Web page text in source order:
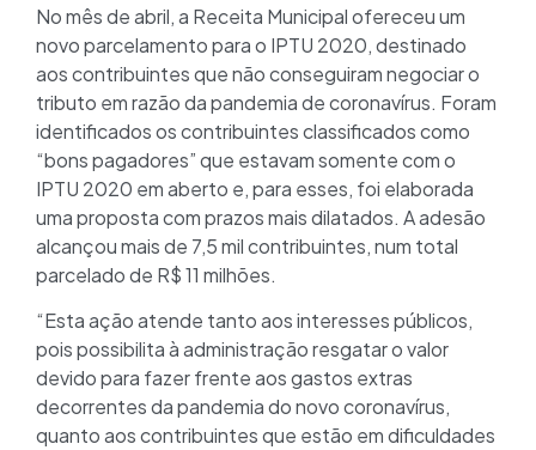
No mês de abril, a Receita Municipal ofereceu um
novo parcelamento para o IPTU 2020, destinado
aos contribuintes que não conseguiram negociar o
tributo em razão da pandemia de coronavírus. Foram
identificados os contribuintes classificados como
“bons pagadores” que estavam somente com o
IPTU 2020 em aberto e, para esses, foi elaborada
uma proposta com prazos mais dilatados. A adesão
alcançou mais de 7,5 mil contribuintes, num total
parcelado de R$ 11 milhões.
“Esta ação atende tanto aos interesses públicos,
pois possibilita à administração resgatar o valor
devido para fazer frente aos gastos extras
decorrentes da pandemia do novo coronavírus,
quanto aos contribuintes que estão em dificuldades